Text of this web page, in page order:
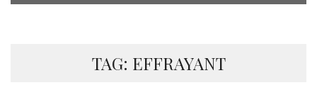
TAG: EFFRAYANT